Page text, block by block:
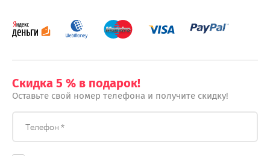
Скидка 5 % в подарок!
Оставьте свой номер телефона и получите скидку!